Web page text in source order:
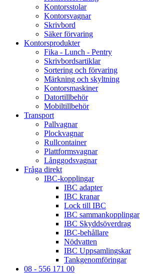
Kontorsstolar
Kontorsvagnar
Skrivbord
Säker förvaring
Kontorsprodukter
Fika - Lunch - Pentry
Skrivbordsartiklar
Sortering och förvaring
Märkning och skyltning
Kontorsmaskiner
Datortillbehör
Mobiltillbehör
Transport
Pallvagnar
Plockvagnar
Rullcontainer
Plattformsvagnar
Långgodsvagnar
Fråga direkt
IBC-kopplingar
IBC adapter
IBC kranar
Lock till IBC
IBC sammankopplingar
IBC Skyddsöverdrag
IBC-behållare
Nödvatten
IBC Uppsamlingskar
Tankgenomföringar
08 - 556 171 00